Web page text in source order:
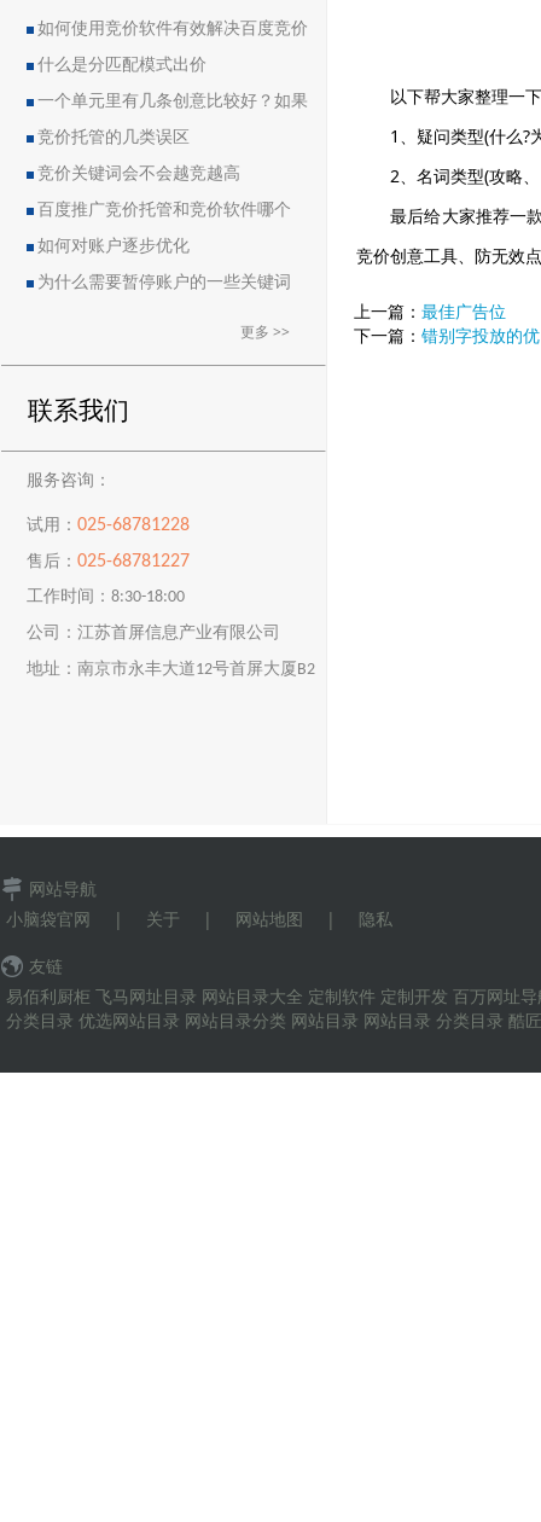
如何使用竞价软件有效解决百度竞价
中的恶点问题
什么是分匹配模式出价
一个单元里有几条创意比较好？如果
删除创意会导致账户流量突然下降吗？
竞价托管的几类误区
竞价关键词会不会越竞越高
百度推广竞价托管和竞价软件哪个
好？
如何对账户逐步优化
为什么需要暂停账户的一些关键词
更多 >>
联系我们
服务咨询：
试用：025-68781228
售后：025-68781227
工作时间：8:30-18:00
公司：江苏首屏信息产业有限公司
地址：南京市永丰大道12号首屏大厦B2
以下帮大家整理一
1、疑问类型(什么?
2、名词类型(攻略
最后给大家推荐一
竞价创意工具、防无效
上一篇： 最佳广告位
下一篇： 错别字投放的
网站导航
小脑袋官网
| 关于 | 网站地图 | 隐私
友链
易佰利厨柜 飞马网址目录 网站目录大全 定制软件 定制开发 百万网址
分类目录 优选网站目录 网站目录分类 网站目录 网站目录 分类目录 酷